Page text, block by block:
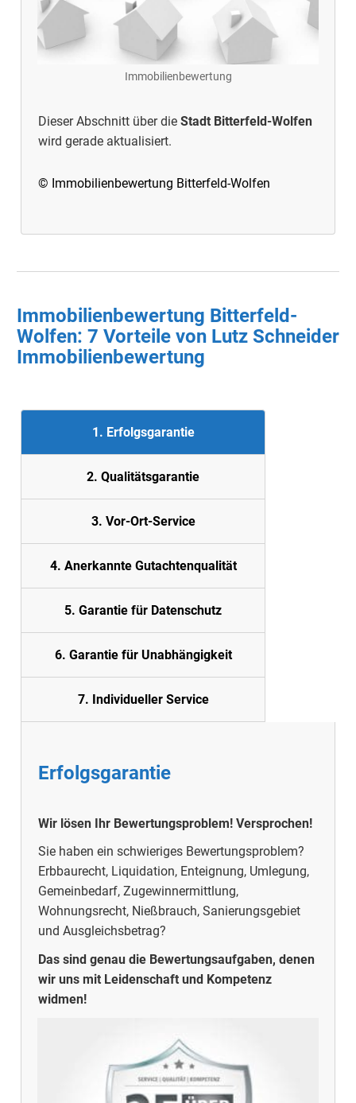
Immobilienbewertung
Dieser Abschnitt über die Stadt Bitterfeld-Wolfen
wird gerade aktualisiert.
© Immobilienbewertung Bitterfeld-Wolfen
Immobilienbewertung Bitterfeld-
Wolfen: 7 Vorteile von Lutz Schneider
Immobilienbewertung
1. Erfolgsgarantie
2. Qualitätsgarantie
3. Vor-Ort-Service
4. Anerkannte Gutachtenqualität
5. Garantie für Datenschutz
6. Garantie für Unabhängigkeit
7. Individueller Service
Erfolgsgarantie
Wir lösen Ihr Bewertungsproblem! Versprochen!
Sie haben ein schwieriges Bewertungsproblem?
Erbbaurecht, Liquidation, Enteignung, Umlegung,
Gemeinbedarf, Zugewinnermittlung,
Wohnungsrecht, Nießbrauch, Sanierungsgebiet
und Ausgleichsbetrag?
Das sind genau die Bewertungsaufgaben, denen
wir uns mit Leidenschaft und Kompetenz
widmen!